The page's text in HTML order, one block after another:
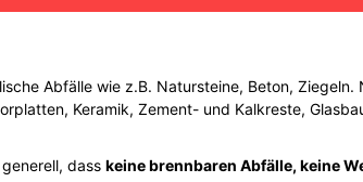
Abfälle wie z.B. Natursteine, Beton,
Keramik, Zement- und Kalkreste,
dass keine brennbaren Abfälle, keine